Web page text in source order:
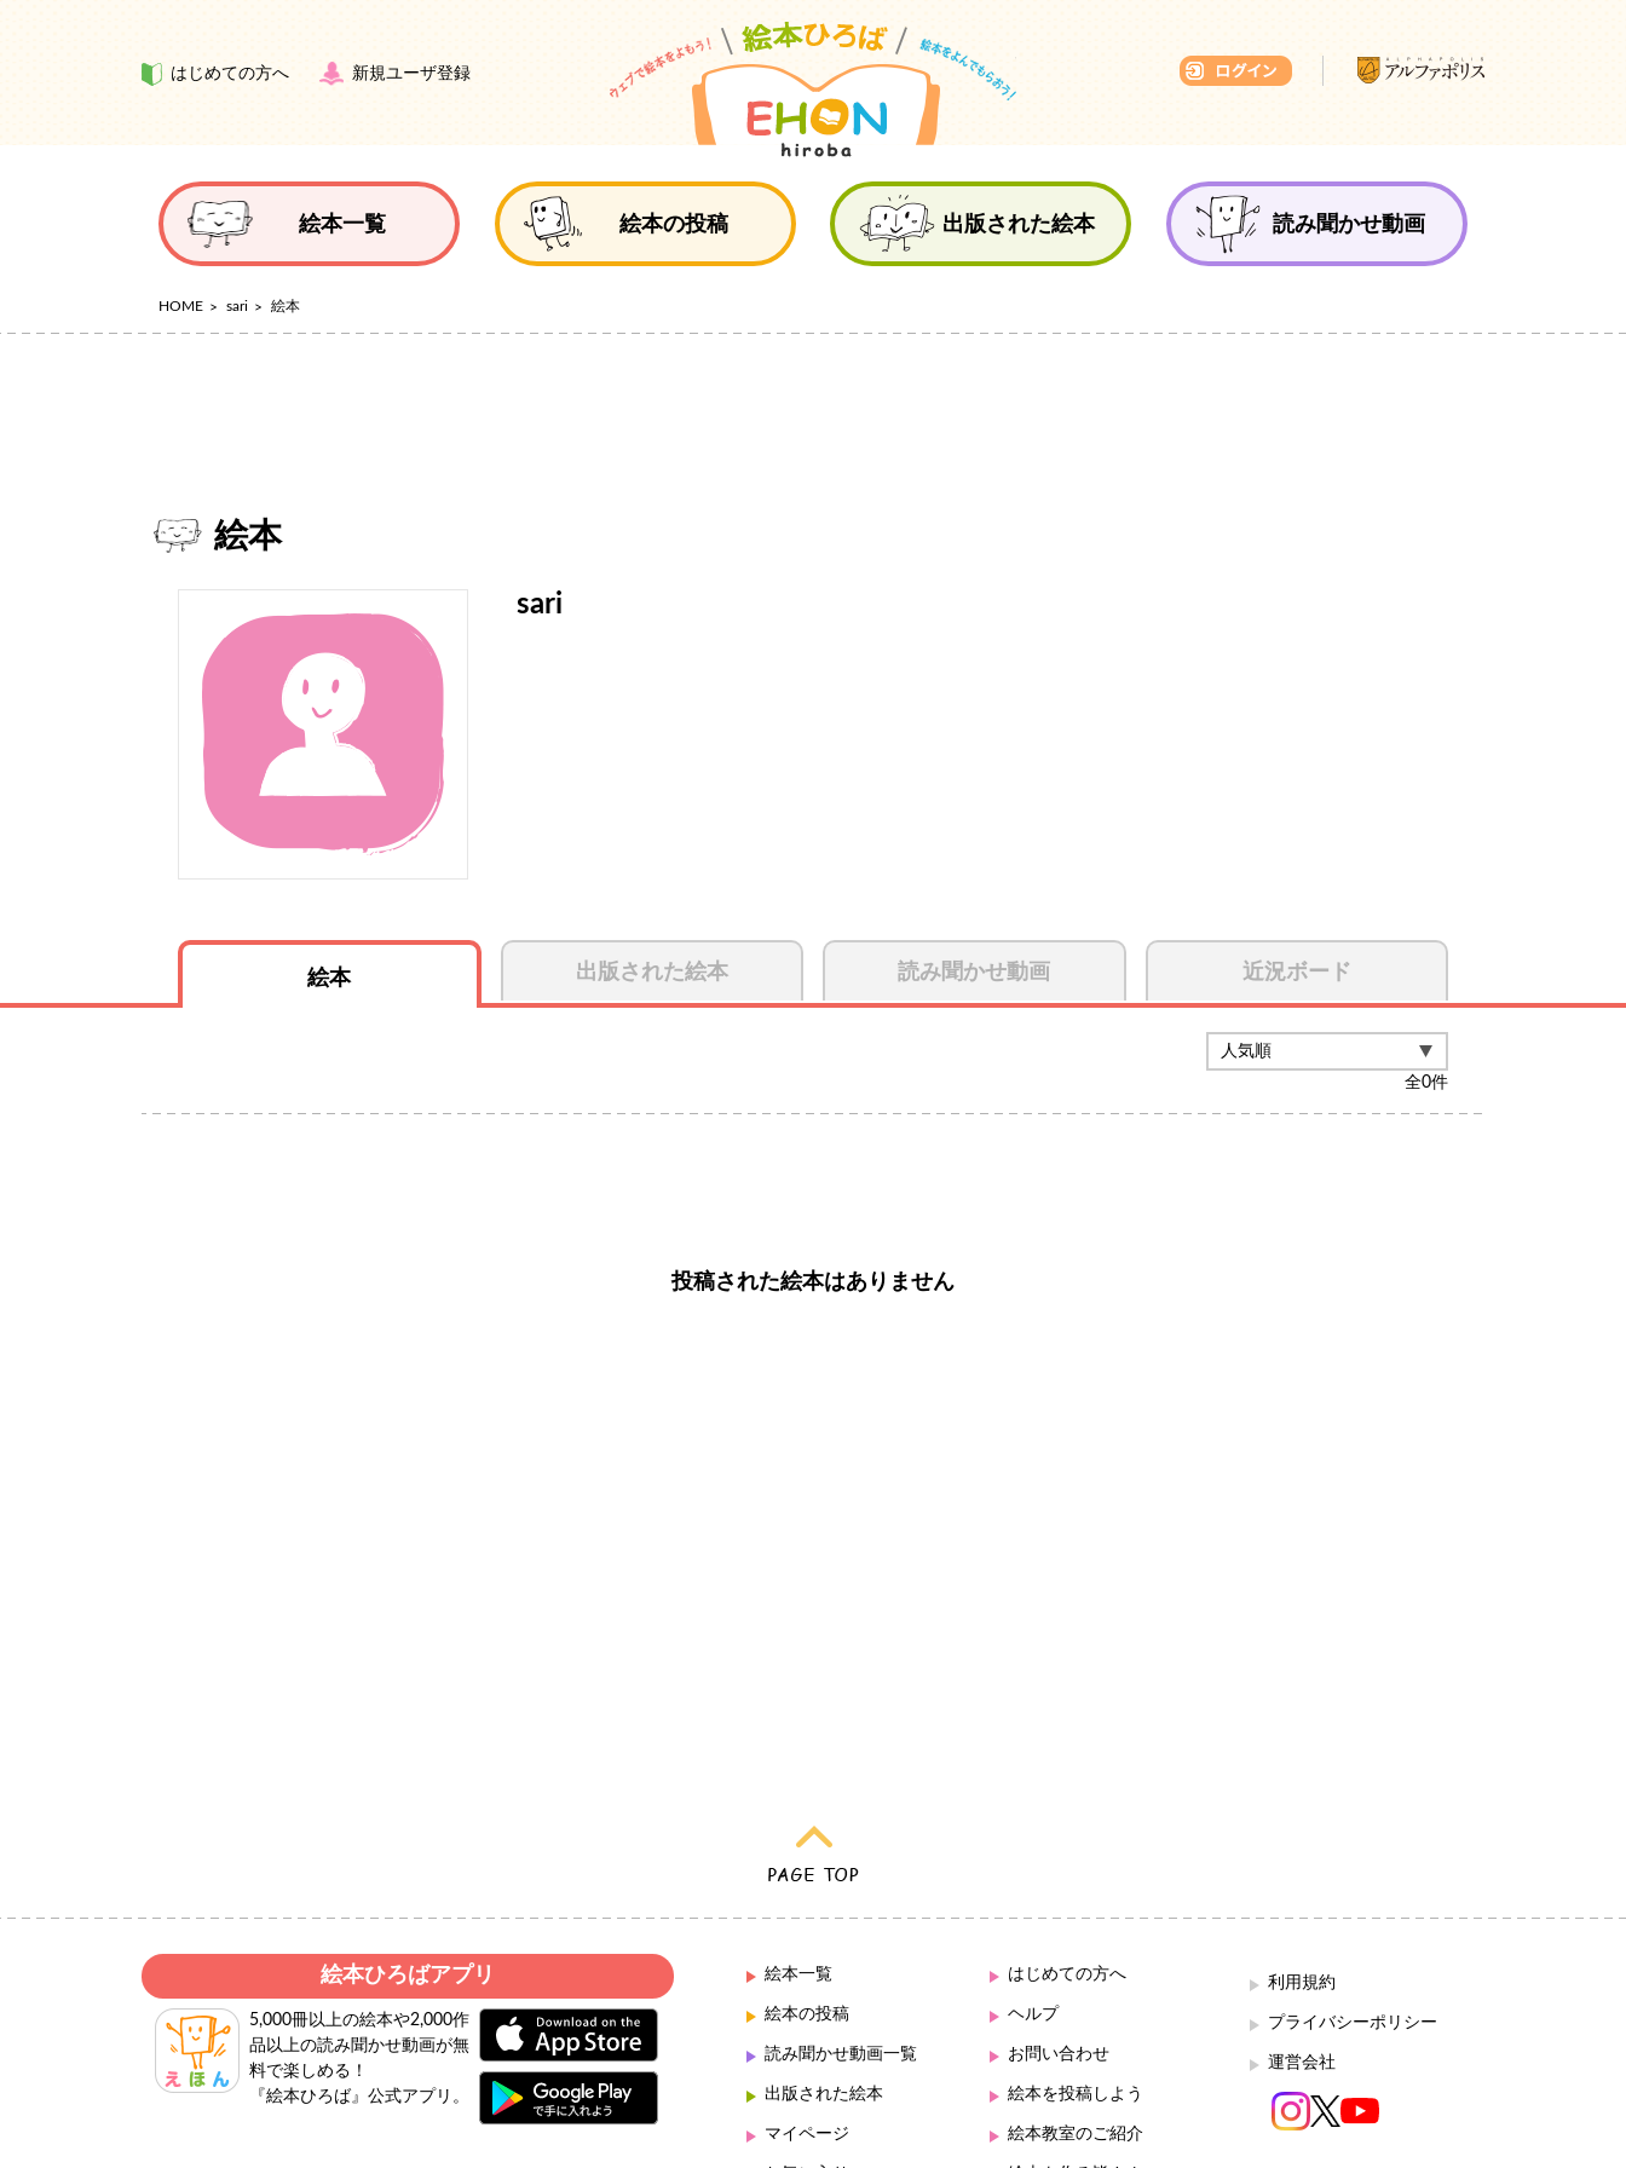
はじめての方へ 新規ユーザ登録
絵本一覧 絵本の投稿 出版された絵本 読み聞かせ動画
HOME sari 絵本
絵本
sari
絵本 出版された絵本 読み聞かせ動画 近況ボード
全0件
投稿された絵本はありません
絵本ひろばアプリ
5,000冊以上の絵本や2,000作
品以上の読み聞かせ動画が無
料で楽しめる！
『絵本ひろば』公式アプリ。
絵本一覧
絵本の投稿
読み聞かせ動画一覧
出版された絵本
マイページ
はじめての方へ
ヘルプ
お問い合わせ
絵本を投稿しよう
絵本教室のご紹介
利用規約
プライバシーポリシー
運営会社